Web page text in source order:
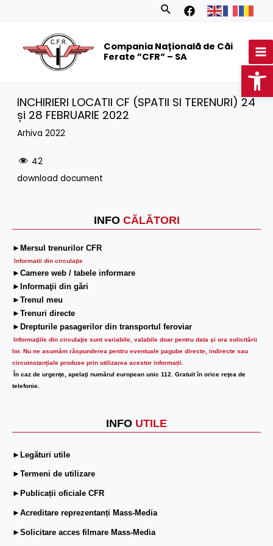
Search
Compania Națională de Căi
Ferate ”CFR” – SA
INFO CĂLĂTORI
►Mersul trenurilor CFR
Informatii din circulaţie
►Camere web / tabele informare
►Informaţii din gări
►Trenul meu
►Trenuri directe
►Drepturile pasagerilor din transportul feroviar
Informaţiile din circulaţie sunt variabile, valabile doar pentru data şi ora solicitării
lor. Nu ne asumăm răspunderea pentru eventuale pagube directe, indirecte sau
circumstanțiale produse prin utilizarea acestor informații.
În caz de urgenţe, apelaţi numărul european unic 112. Gratuit în orice reţea de
telefonie.
INFO UTILE
►Legături utile
►Termeni de utilizare
►Publicații oficiale CFR
►Acreditare reprezentanți Mass-Media
►Solicitare acces filmare Mass-Media
INCHIRIERI LOCATII CF (SPATII SI TERENURI) 24
și 28 FEBRUARIE 2022
Arhiva 2022
42
download document